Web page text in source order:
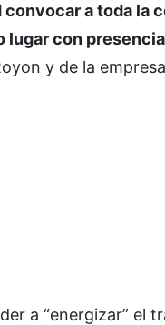
a toda la
lugar con
y de la
a “energizar” el